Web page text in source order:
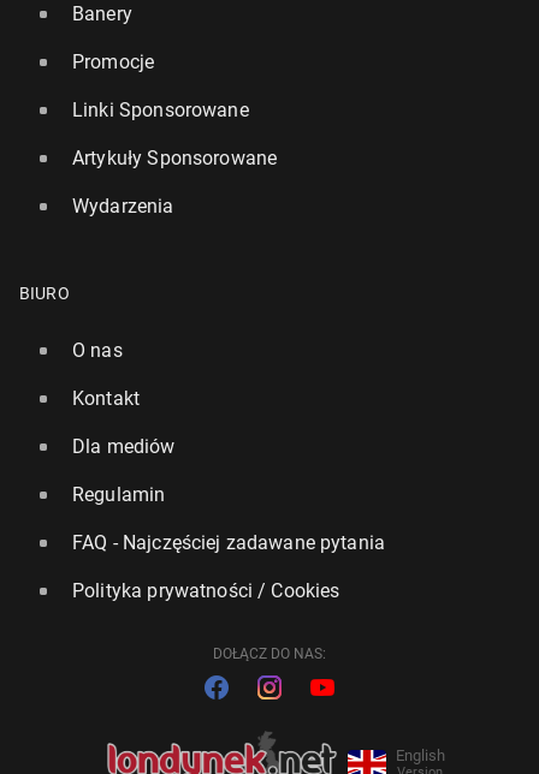
Banery
Promocje
Linki Sponsorowane
Artykuły Sponsorowane
Wydarzenia
BIURO
O nas
Kontakt
Dla mediów
Regulamin
FAQ - Najczęściej zadawane pytania
Polityka prywatności / Cookies
DOŁĄCZ DO NAS:
English